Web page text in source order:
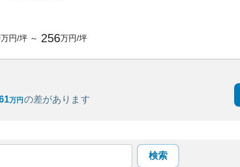
万円/坪 ～ 256万円/坪
万円 の差があります
検索